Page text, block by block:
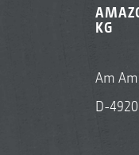
KG
Am
D-